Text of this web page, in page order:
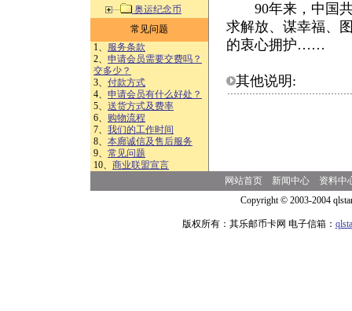
奥运纪念币
常见问题
1、 服务条款
2、 申请会员需要交费吗？
交多少？
3、 付款方式
4、 申请会员有什么好处？
5、 送货方式及费率
6、 购物流程
7、 我们的工作时间
8、 本廊诚信及售后服务
9、 常见问题
10、 商业联盟宣言
90年来，中国共
求解放、谋幸福、
的衷心拥护……
其他说明:
网站首页 新闻中心
资料中
Copyright © 2003-2004
版权所有：其乐邮币卡网 电子信箱：